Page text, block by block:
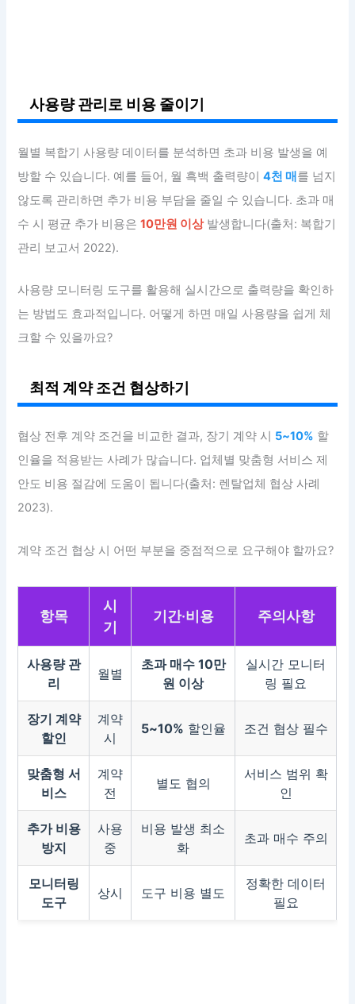
사용량 관리로 비용 줄이기
월별 복합기 사용량 데이터를 분석하면 초과 비용 발생을 예
방할 수 있습니다. 예를 들어, 월 흑백 출력량이4천 매를 넘지
않도록 관리하면 추가 비용 부담을 줄일 수 있습니다. 초과 매
수 시 평균 추가 비용은10만원 이상발생합니다(출처: 복합기
관리 보고서 2022).
사용량 모니터링 도구를 활용해 실시간으로 출력량을 확인하
는 방법도 효과적입니다. 어떻게 하면 매일 사용량을 쉽게 체
크할 수 있을까요?
최적 계약 조건 협상하기
협상 전후 계약 조건을 비교한 결과, 장기 계약 시 5~10% 할
인율을 적용받는 사례가 많습니다. 업체별 맞춤형 서비스 제
안도 비용 절감에 도움이 됩니다(출처: 렌탈업체 협상 사례
2023).
계약 조건 협상 시 어떤 부분을 중점적으로 요구해야 할까요?
항목
시
기
기간·비용 주의사항
사용량 관
리
월별
초과 매수 10만
원 이상
실시간 모니터
링 필요
장기 계약
할인
계약
시
5~10% 할인율 조건 협상 필수
맞춤형 서
비스
계약
전
별도 협의
서비스 범위 확
인
추가 비용
방지
사용
중
비용 발생 최소
화
초과 매수 주의
모니터링
도구
상시 도구 비용 별도
정확한 데이터
필요